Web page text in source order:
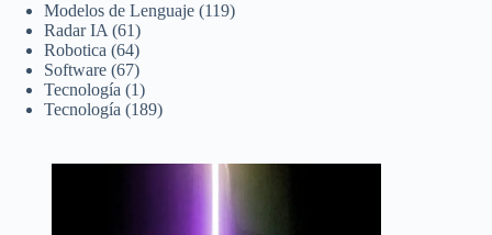
Modelos de Lenguaje (119)
Radar IA (61)
Robotica (64)
Software (67)
Tecnología (1)
Tecnología (189)